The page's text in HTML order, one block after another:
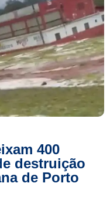
400
destruição
de Porto